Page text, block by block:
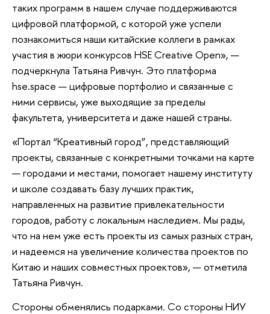
таких программ в нашем случае поддерживаются
цифровой платформой, с которой уже успели
познакомиться наши китайские коллеги в рамках
участия в жюри конкурсов HSE Creative Open», —
подчеркнула Татьяна Ривчун. Это платформа
hse.space — цифровые портфолио и связанные с
ними сервисы, уже выходящие за пределы
факультета, университета и даже нашей страны.
«Портал “Креативный город”, представляющий
проекты, связанные с конкретными точками на карте
— городами и местами, помогает нашему институту
и школе создавать базу лучших практик,
направленных на развитие привлекательности
городов, работу с локальным наследием. Мы рады,
что на нем уже есть проекты из самых разных стран,
и надеемся на увеличение количества проектов по
Китаю и наших совместных проектов», — отметила
Татьяна Ривчун.
Стороны обменялись подарками. Со стороны НИУ